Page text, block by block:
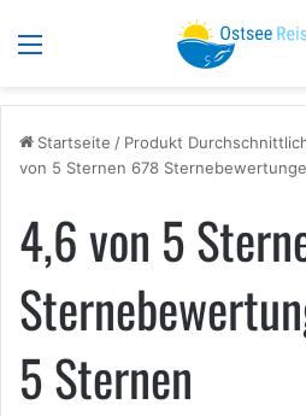
Menü
Startseite / Produkt
von 5 Sternen 678
4,6 von 5
5 Sternen